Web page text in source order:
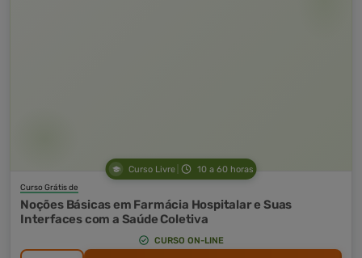
Curso Livre 10 a 60 horas
Curso Grátis de
Noções Básicas em Farmácia Hospitalar e Suas
Interfaces com a Saúde Coletiva
CURSO ON-LINE